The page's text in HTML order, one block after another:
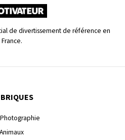
de divertissement de référence en
France.
Animaux